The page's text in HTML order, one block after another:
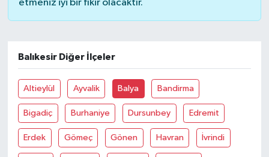
etmeniz iyi bir fikir olacaktır.
Balıkesir Diğer İlçeler
Altieylül Ayvalik Balya Bandirma
Bigadiç Burhaniye Dursunbey Edremit
Erdek Gömeç Gönen Havran İvrindi